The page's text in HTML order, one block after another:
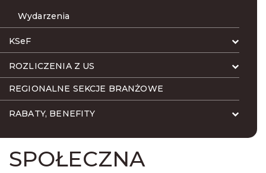
Wydarzenia
KSeF
ROZLICZENIA Z US
REGIONALNE SEKCJE BRANŻOWE
RABATY, BENEFITY
SPOŁECZNA